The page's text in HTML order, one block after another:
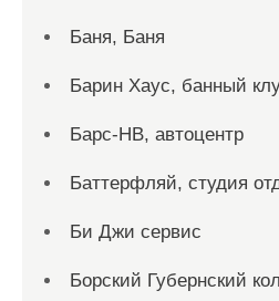
Баня, Баня
Барин Хаус, банный
Барс-НВ, автоцентр
Баттерфляй, студия
Би Джи сервис
Борский Губернский